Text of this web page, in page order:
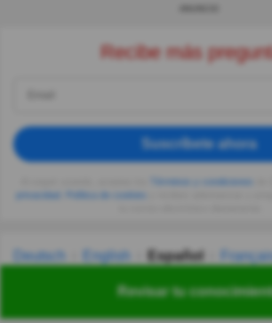
Revisar tu
Recibe más
Suscríbete ahora
privacidad
Deutsch English Español Français
Українська हिन्दी 한국어